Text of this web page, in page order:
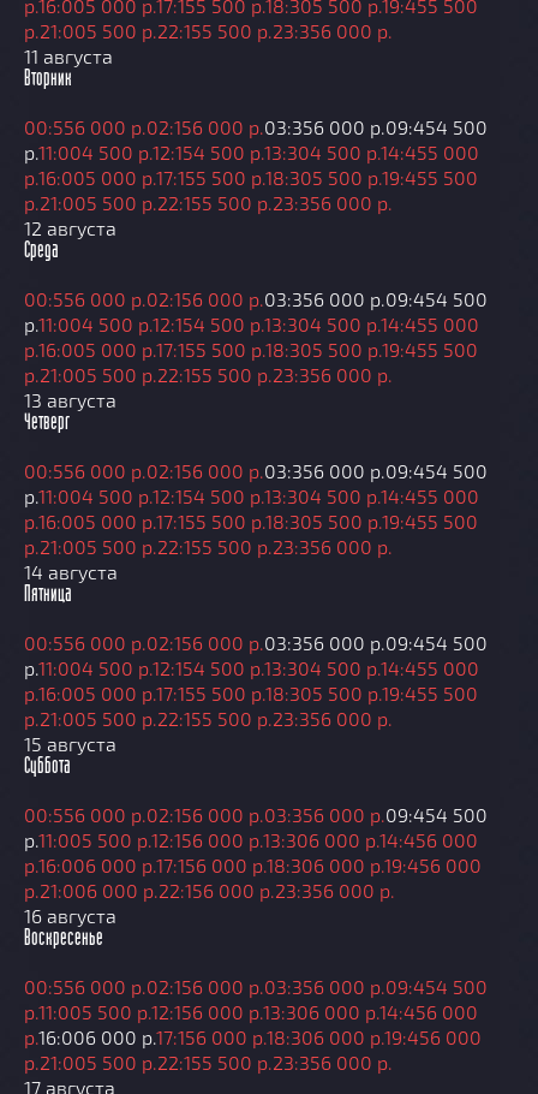
р.16:005 000 р.17:155 500 р.18:305 500 р.19:455 500
р.21:005 500 р.22:155 500 р.23:356 000 р.
11 августа
Вторник
00:556 000 р.02:156 000 р.03:356 000 р.09:454 500
р.11:004 500 р.12:154 500 р.13:304 500 р.14:455 000
р.16:005 000 р.17:155 500 р.18:305 500 р.19:455 500
р.21:005 500 р.22:155 500 р.23:356 000 р.
12 августа
Среда
00:556 000 р.02:156 000 р.03:356 000 р.09:454 500
р.11:004 500 р.12:154 500 р.13:304 500 р.14:455 000
р.16:005 000 р.17:155 500 р.18:305 500 р.19:455 500
р.21:005 500 р.22:155 500 р.23:356 000 р.
13 августа
Четверг
00:556 000 р.02:156 000 р.03:356 000 р.09:454 500
р.11:004 500 р.12:154 500 р.13:304 500 р.14:455 000
р.16:005 000 р.17:155 500 р.18:305 500 р.19:455 500
р.21:005 500 р.22:155 500 р.23:356 000 р.
14 августа
Пятница
00:556 000 р.02:156 000 р.03:356 000 р.09:454 500
р.11:004 500 р.12:154 500 р.13:304 500 р.14:455 000
р.16:005 000 р.17:155 500 р.18:305 500 р.19:455 500
р.21:005 500 р.22:155 500 р.23:356 000 р.
15 августа
Суббота
00:556 000 р.02:156 000 р.03:356 000 р.09:454 500
р.11:005 500 р.12:156 000 р.13:306 000 р.14:456 000
р.16:006 000 р.17:156 000 р.18:306 000 р.19:456 000
р.21:006 000 р.22:156 000 р.23:356 000 р.
16 августа
Воскресенье
00:556 000 р.02:156 000 р.03:356 000 р.09:454 500
р.11:005 500 р.12:156 000 р.13:306 000 р.14:456 000
р.16:006 000 р.17:156 000 р.18:306 000 р.19:456 000
р.21:005 500 р.22:155 500 р.23:356 000 р.
17 августа